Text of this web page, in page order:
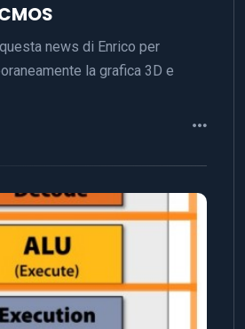
news di Enrico per
la grafica 3D e